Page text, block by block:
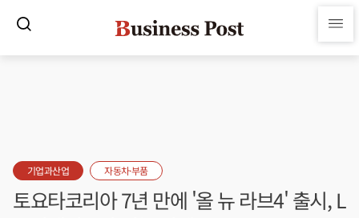
기업과산업 자동차·부품
토요타코리아 7년 만에 '올 뉴 라브4' 출시, L